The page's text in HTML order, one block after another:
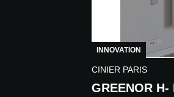
INNOVATION
CINIER PARIS
GREENOR H-